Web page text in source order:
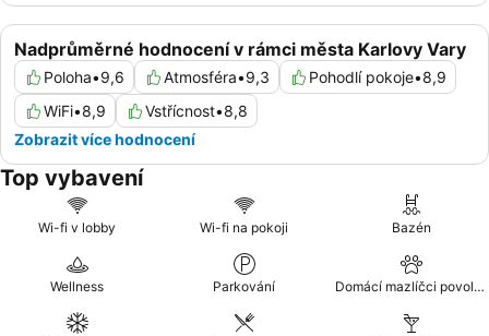
Nadprůměrné hodnocení v rámci města Karlovy Vary
Poloha•9,6 Atmosféra•9,3 Pohodlí pokoje•8,9
WiFi•8,9 Vstřícnost•8,8
Zobrazit více hodnocení
Top vybavení
Wi-fi v lobby Wi-fi na pokoji Bazén
Wellness Parkování Domácí mazlíčci povoleni